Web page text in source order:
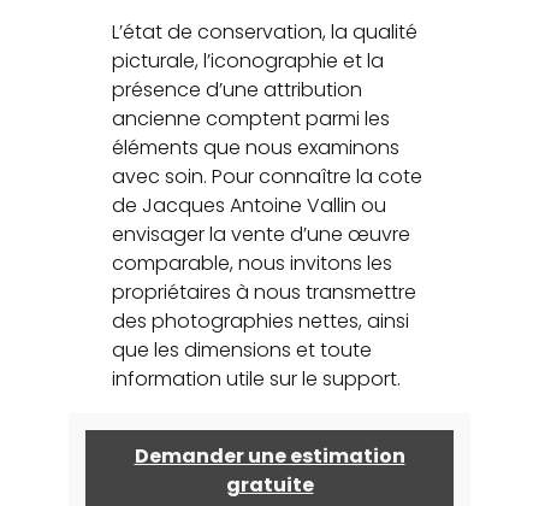
L’état de conservation, la qualité
picturale, l’iconographie et la
présence d’une attribution
ancienne comptent parmi les
éléments que nous examinons
avec soin. Pour connaître la cote
de Jacques Antoine Vallin ou
envisager la vente d’une œuvre
comparable, nous invitons les
propriétaires à nous transmettre
des photographies nettes, ainsi
que les dimensions et toute
information utile sur le support.
Demander une estimation
gratuite